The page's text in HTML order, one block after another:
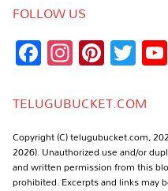
FOLLOW US
Facebook
Instagram
TELUGUBUCKET.COM
Copyright (C) telugubucket.com,
2026). Unauthorized use and/or
and written permission from this
prohibited. Excerpts and links may